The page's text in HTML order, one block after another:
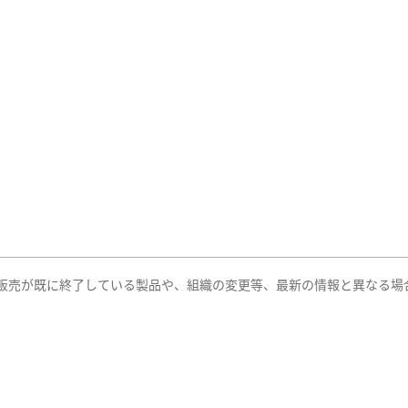
が既に終了している製品や、組織の変更等、最新の情報と異なる場